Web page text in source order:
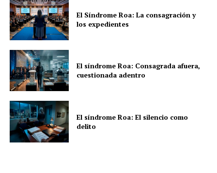
El Síndrome Roa: La consagración y
los expedientes
El síndrome Roa: Consagrada afuera,
cuestionada adentro
El síndrome Roa: El silencio como
delito